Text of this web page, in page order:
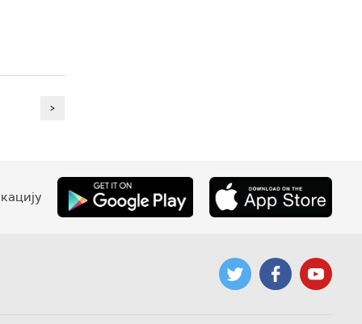
>